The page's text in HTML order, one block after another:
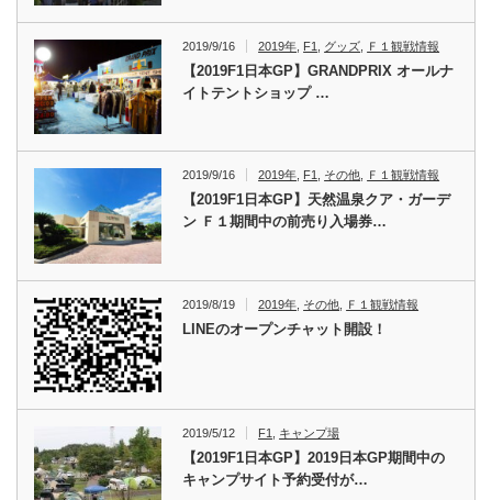
2019/9/16 2019年 F1 グッズ Ｆ１観戦情報
【2019F1日本GP】GRANDPRIX オールナ
イトテントショップ …
2019/9/16 2019年 F1 その他 Ｆ１観戦情報
【2019F1日本GP】天然温泉クア・ガーデ
ン Ｆ１期間中の前売り入場券…
2019/8/19 2019年 その他 Ｆ１観戦情報
LINEのオープンチャット開設！
2019/5/12 F1 キャンプ場
【2019F1日本GP】2019日本GP期間中の
キャンプサイト予約受付が…